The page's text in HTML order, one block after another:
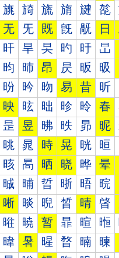
旐 旑 旒 旓 旔 旕
无 旡 既 旣 旤 日
旰 旱 旲 旳 旴 旵
昀 昁 昂 昃 昄 昅
昐 昑 昒 易 昔 昕
映 昡 昢 昣 昤 春
昰 昱 昲 昳 昴 昵
晀 晁 時 晃 晄 晅
晐 晑 晒 晓 晔 晕
晠 晡 晢 晣 晤 晥
晰 晱 晲 晳 晴 晵
暀 暁 暂 暃 暄 暅
暐 暑 暒 暓 暔 暕